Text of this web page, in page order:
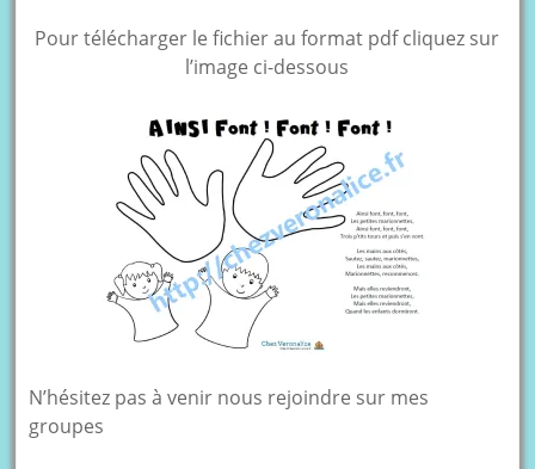
Pour télécharger le fichier au format pdf cliquez sur
l’image ci-dessous
N’hésitez pas à venir nous rejoindre sur mes
groupes